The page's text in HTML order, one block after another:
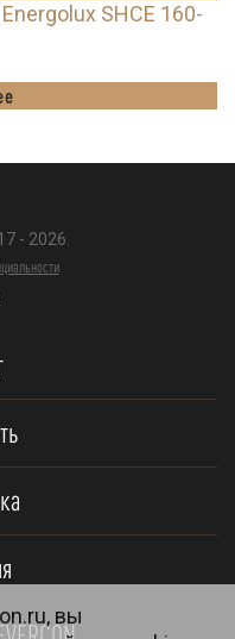
SHCE 160-
- 2026.
вы